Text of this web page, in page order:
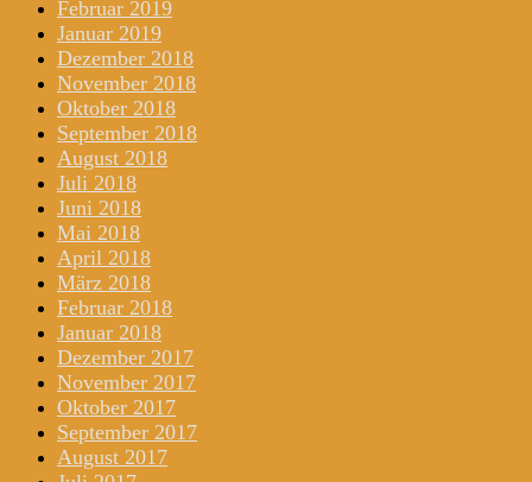
Februar 2019
Januar 2019
Dezember 2018
November 2018
Oktober 2018
September 2018
August 2018
Juli 2018
Juni 2018
Mai 2018
April 2018
März 2018
Februar 2018
Januar 2018
Dezember 2017
November 2017
Oktober 2017
September 2017
August 2017